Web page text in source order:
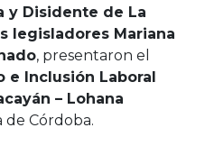
y Disidente de La
legisladores Mariana
, presentaron el
e Inclusión Laboral
– Lohana
de Córdoba.